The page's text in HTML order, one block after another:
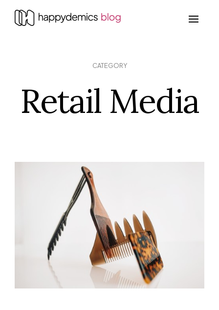
CATEGORY
Retail Media